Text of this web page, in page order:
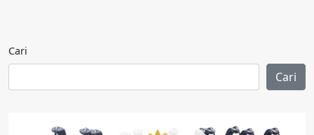
Cari
Cari